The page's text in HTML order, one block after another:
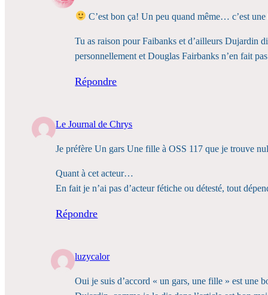
C’est bon ça! Un peu quand même… c’est
Tu as raison pour Faibanks et d’ailleurs Dujardin
personnellement et Douglas Fairbanks n’en fait
Répondre
Le Journal de Chrys
Je préfère Un gars Une fille à OSS 117 que je trouve
Quant à cet acteur…
En fait je n’ai pas d’acteur fétiche ou détesté, tout
Répondre
luzycalor
Oui je suis d’accord « un gars, une fille » est une